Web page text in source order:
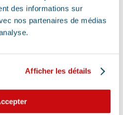
des informations sur
nos partenaires de médias
Afficher les détails
?
nous sommes nombreux à
n’est pas possible de se
d’événement, certains gestes
ou la clinique d’urgence
et de vous assurer de la
ne pas empirer la situation.